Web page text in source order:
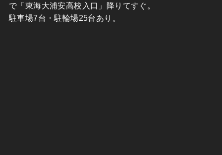
で「東海大浦安高校入口」降りてすぐ。
駐車場7台・駐輪場25台あり。